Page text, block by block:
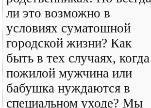
ли это возможно в
условиях суматошной
городской жизни? Как
быть в тех случаях, когда
пожилой мужчина или
бабушка нуждаются в
специальном уходе? Мы